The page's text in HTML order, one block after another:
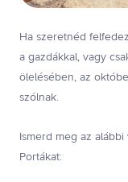
Ha szeretnéd
a gazdákkal, vagy
ölelésében, az
szólnak.
Ismerd meg az
Portákat: